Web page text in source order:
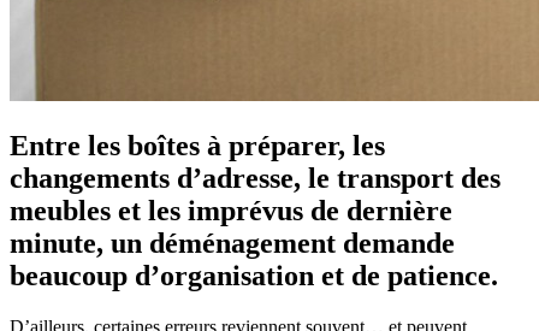
Entre les boîtes à préparer, les
changements d’adresse, le transport des
meubles et les imprévus de dernière
minute, un déménagement demande
beaucoup d’organisation et de patience.
D’ailleurs, certaines erreurs reviennent souvent… et peuvent